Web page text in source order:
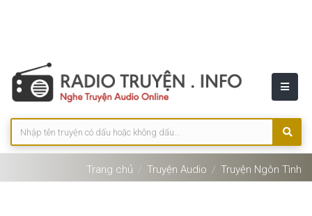
Trang chủ Truyện Audio Truyện Ngôn Tình